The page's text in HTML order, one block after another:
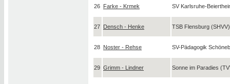
26 Farke - Krmek SV Karlsruhe-
27 Densch - Henke TSB Flensburg
28 Noster - Rehse SV-Pädagogik
29 Grimm - Lindner Sonne im Paradies